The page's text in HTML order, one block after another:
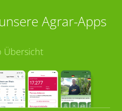
Agrar-Apps
Übersicht